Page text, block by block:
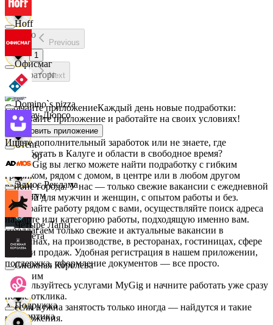
demo
Мираторг
Абрау-Дюрсо
Авиор
Альтум
Аркета
Архим
Асептика
Hoff
Офисмаг
Domino`s pizza
Urent
Эдмос Реклама
Четыре Лапы
Снежная Королева
Подружка
Previous
1
Next
Скачайте приложениеКаждый день новые подработки:
скачивайте приложение и работайте на своих условиях!
Установить приложение
Ищете дополнительный заработок или не знаете, где
подработать в Калуге и области в свободное время?
На MyGig вы легко можете найти подработку с гибким
графиком, рядом с домом, в центре или в любом другом
районе города. У нас — только свежие вакансии с ежедневной
оплатой для мужчин и женщин, с опытом работы и без.
Выбирайте работу рядом с вами, осуществляйте поиск адреса
на карте или категорию работы, подходящую именно вам.
Предлагаем только свежие и актуальные вакансии в
магазинах, на производстве, в ресторанах, гостиницах, сфере
услуг и продаж. Удобная регистрация в нашем приложении,
поддержка, оформление документов — все просто.
Воспользуйтесь услугами MyGig и начните работать уже сразу
после отклика.
А если нужна занятость только иногда — найдутся и такие
предложения.